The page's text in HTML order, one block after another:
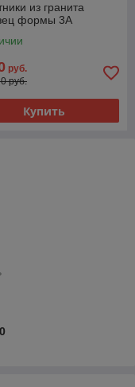
из гранита
формы 3А
руб.
руб.
Купить